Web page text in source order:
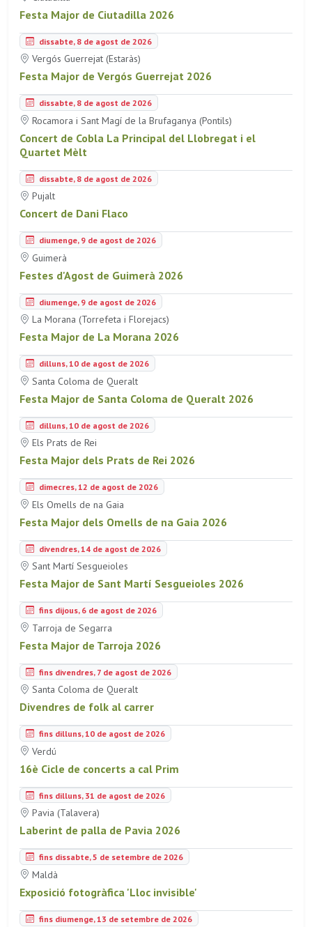
Festa Major de Ciutadilla 2026
dissabte, 8 de agost de 2026
Vergós Guerrejat (Estaràs)
Festa Major de Vergós Guerrejat 2026
dissabte, 8 de agost de 2026
Rocamora i Sant Magí de la Brufaganya (Pontils)
Concert de Cobla La Principal del Llobregat i el
Quartet Mèlt
dissabte, 8 de agost de 2026
Pujalt
Concert de Dani Flaco
diumenge, 9 de agost de 2026
Guimerà
Festes d'Agost de Guimerà 2026
diumenge, 9 de agost de 2026
La Morana (Torrefeta i Florejacs)
Festa Major de La Morana 2026
dilluns, 10 de agost de 2026
Santa Coloma de Queralt
Festa Major de Santa Coloma de Queralt 2026
dilluns, 10 de agost de 2026
Els Prats de Rei
Festa Major dels Prats de Rei 2026
dimecres, 12 de agost de 2026
Els Omells de na Gaia
Festa Major dels Omells de na Gaia 2026
divendres, 14 de agost de 2026
Sant Martí Sesgueioles
Festa Major de Sant Martí Sesgueioles 2026
fins dijous, 6 de agost de 2026
Tarroja de Segarra
Festa Major de Tarroja 2026
fins divendres, 7 de agost de 2026
Santa Coloma de Queralt
Divendres de folk al carrer
fins dilluns, 10 de agost de 2026
Verdú
16è Cicle de concerts a cal Prim
fins dilluns, 31 de agost de 2026
Pavia (Talavera)
Laberint de palla de Pavia 2026
fins dissabte, 5 de setembre de 2026
Maldà
Exposició fotogràfica 'Lloc invisible'
fins diumenge, 13 de setembre de 2026